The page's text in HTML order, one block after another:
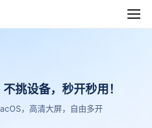
挑设备，秒开秒用！
，高清大屏，自由多开